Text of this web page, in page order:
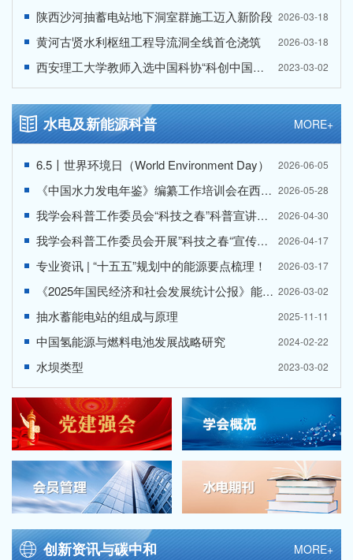
陕西沙河抽蓄电站地下洞室群施工迈入新阶段 2026-03-18
黄河古贤水利枢纽工程导流洞全线首仓浇筑 2026-03-18
西安理工大学教师入选中国科协“科创中国创业就业先锋榜” 2023-03-02
水电及新能源科普 MORE+
6.5〡世界环境日（World Environment Day） 2026-06-05
《中国水力发电年鉴》编纂工作培训会在西安举办 2026-05-28
我学会科普工作委员会“科技之春”科普宣讲走进西安理工大学附属小学 2026-04-30
我学会科普工作委员会开展”科技之春“宣传月科普宣讲活动 2026-04-17
专业资讯 | “十五五”规划中的能源要点梳理！ 2026-03-17
《2025年国民经济和社会发展统计公报》能源数据摘要 2026-03-02
抽水蓄能电站的组成与原理 2025-11-11
中国氢能源与燃料电池发展战略研究 2024-02-22
水坝类型 2023-03-02
创新资讯与碳中和 MORE+